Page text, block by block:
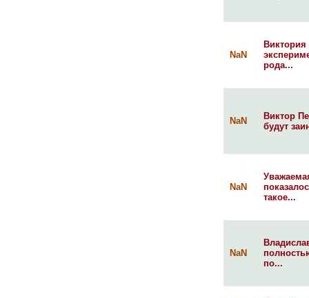
NaN
рода...
NaN
Виктор
будут
NaN
такое...
NaN
по...